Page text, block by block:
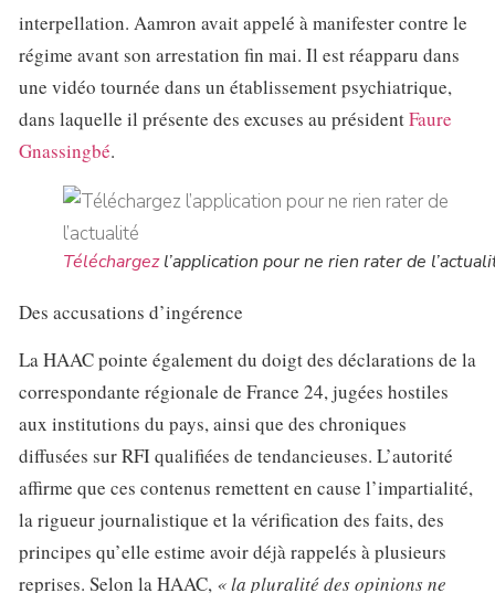
interpellation. Aamron avait appelé à manifester contre le
régime avant son arrestation fin mai. Il est réapparu dans
une vidéo tournée dans un établissement psychiatrique,
dans laquelle il présente des excuses au présidentFaure
Gnassingbé.
Téléchargezl’application pour ne rien rater de
Des accusations d’ingérence
La HAAC pointe également du doigt des déclarations de la
correspondante régionale de France 24, jugées hostiles
aux institutions du pays, ainsi que des chroniques
diffusées sur RFI qualifiées de tendancieuses. L’autorité
affirme que ces contenus remettent en cause l’impartialité,
la rigueur journalistique et la vérification des faits, des
principes qu’elle estime avoir déjà rappelés à plusieurs
reprises. Selon la HAAC, « la pluralité des opinions ne